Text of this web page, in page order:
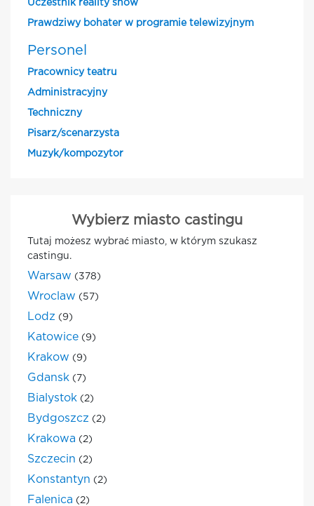
Uczestnik reality show
Prawdziwy bohater w programie telewizyjnym
Personel
Pracownicy teatru
Administracyjny
Techniczny
Pisarz/scenarzysta
Muzyk/kompozytor
Wybierz miasto castingu
Tutaj możesz wybrać miasto, w którym szukasz
castingu.
Warsaw (378)
Wroclaw (57)
Lodz (9)
Katowice (9)
Krakow (9)
Gdansk (7)
Bialystok (2)
Bydgoszcz (2)
Krakowa (2)
Szczecin (2)
Konstantyn (2)
Falenica (2)